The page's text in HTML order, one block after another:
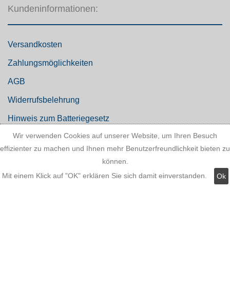
Kundeninformationen:
Versandkosten
Zahlungsmöglichkeiten
AGB
Widerrufsbelehrung
Hinweis zum Batteriegesetz
Kundeninformationen
Wir verwenden Cookies auf unserer Website, um Ihren Besuch
effizienter zu machen und Ihnen mehr Benutzerfreundlichkeit bieten zu
können.
Mit einem Klick auf "OK" erklären Sie sich damit einverstanden.
Ok